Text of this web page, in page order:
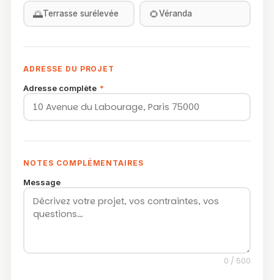
🌅Terrasse surélevée 🌻Véranda
ADRESSE DU PROJET
Adresse complète *
NOTES COMPLÉMENTAIRES
Message
0 / 500